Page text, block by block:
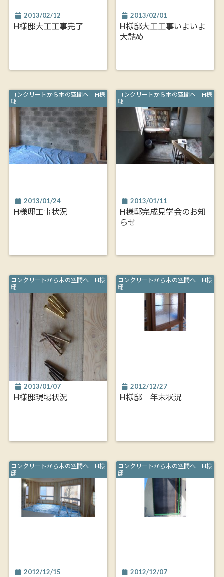
2013/02/12
H様邸大工工事完了
2013/02/01
H様邸大工工事いよいよ
大詰め
コンクリートから木の空間へ H様
邸
2013/01/24
H様邸工事状況
コンクリートから木の空間へ H様
邸
2013/01/11
H様邸完成見学会のお知
らせ
コンクリートから木の空間へ H様
邸
2013/01/07
H様邸現場状況
コンクリートから木の空間へ H様
邸
2012/12/27
H様邸 年末状況
コンクリートから木の空間へ H様
邸
2012/12/15
コンクリートから木の空間へ H様
邸
2012/12/07